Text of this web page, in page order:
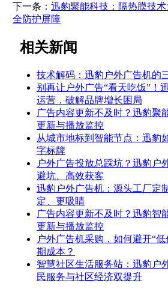
下一条： 迅豹聚能科技：隔热膜技
全防护屏障
相关新闻
技术解码：迅豹户外广告机的
别再让户外广告“看天吃饭”！
运营，破解品牌增长困局
广告内容更新不及时？迅豹聚
更新与播放监控
从城市地标到智能节点：迅豹
字标牌
户外广告投放总踩坑？迅豹户
避坑、高效获客
迅豹户外广告机：源头工厂定
定、更吸睛
广告内容更新不及时？迅豹智
更新与播放监控
户外广告机采购，如何避开“
期成本？
智慧社区生活服务站：迅豹户
民服务与社区经济双提升